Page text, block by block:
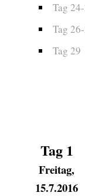
Tag
Tag
Tag 29
Tag 1
Freitag,
15.7.2016